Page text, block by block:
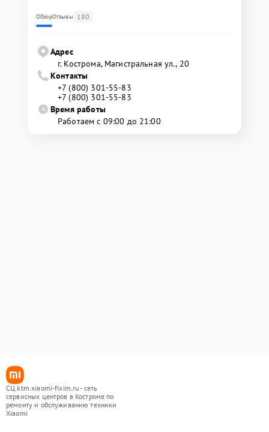
ОбзорОтзывы 180
Адрес
г. Кострома, Магистральная ул., 20
Контакты
+7 (800) 301-55-83
+7 (800) 301-55-83
Время работы
Работаем с 09:00 до 21:00
СЦ ktm.xiaomi-fixim.ru - сеть
сервисных центров в Костроме по
ремонту и обслуживанию техники
Xiaomi